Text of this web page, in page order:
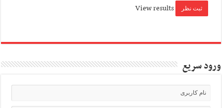
View results
ورود سریع